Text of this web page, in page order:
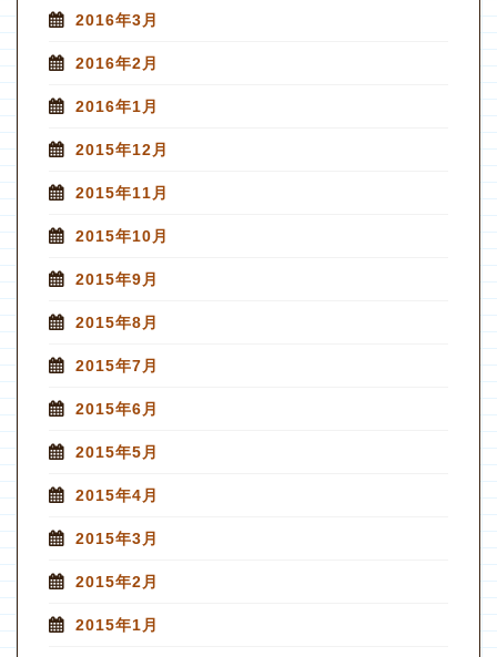
2016年3月
2016年2月
2016年1月
2015年12月
2015年11月
2015年10月
2015年9月
2015年8月
2015年7月
2015年6月
2015年5月
2015年4月
2015年3月
2015年2月
2015年1月